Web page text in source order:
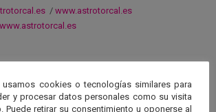
/ www.astrotorcal.es
www.astrotorcal.es
Ver más
usamos cookies o tecnologías similares para
y procesar datos personales como su visita
Puede retirar su consentimiento u oponerse al